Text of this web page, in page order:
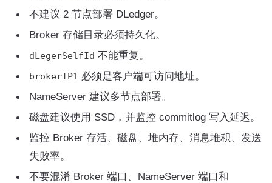
不建议 2 节点部署 DLedger。
Broker 存储目录必须持久化。
dLegerSelfId 不能重复。
brokerIP1 必须是客户端可访问地址。
NameServer 建议多节点部署。
磁盘建议使用 SSD，并监控 commitlog 写入延迟。
监控 Broker 存活、磁盘、堆内存、消息堆积、发送
失败率。
不要混淆 Broker 端口、NameServer 端口和